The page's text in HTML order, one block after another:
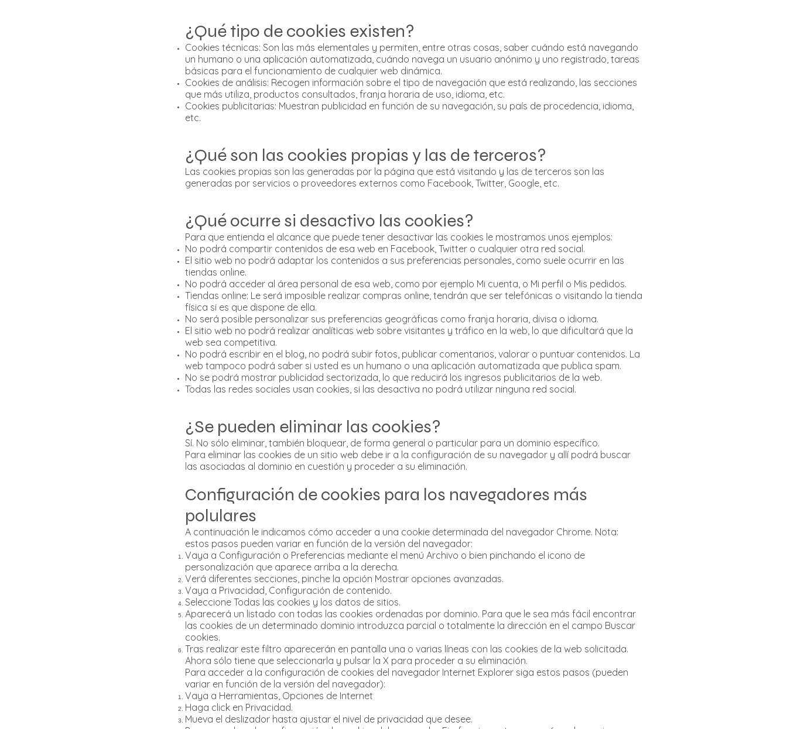
¿Qué tipo de cookies existen?
Cookies técnicas: Son las más elementales y permiten, entre otras cosas, saber cuándo está navegando
un humano o una aplicación automatizada, cuándo navega un usuario anónimo y uno registrado, tareas
básicas para el funcionamiento de cualquier web dinámica.
Cookies de análisis: Recogen información sobre el tipo de navegación que está realizando, las secciones
que más utiliza, productos consultados, franja horaria de uso, idioma, etc.
Cookies publicitarias: Muestran publicidad en función de su navegación, su país de procedencia, idioma,
etc.
¿Qué son las cookies propias y las de terceros?
Las cookies propias son las generadas por la página que está visitando y las de terceros son las
generadas por servicios o proveedores externos como Facebook, Twitter, Google, etc.
¿Qué ocurre si desactivo las cookies?
Para que entienda el alcance que puede tener desactivar las cookies le mostramos unos ejemplos:
No podrá compartir contenidos de esa web en Facebook, Twitter o cualquier otra red social.
El sitio web no podrá adaptar los contenidos a sus preferencias personales, como suele ocurrir en las
tiendas online.
No podrá acceder al área personal de esa web, como por ejemplo Mi cuenta, o Mi perfil o Mis pedidos.
Tiendas online: Le será imposible realizar compras online, tendrán que ser telefónicas o visitando la tienda
física si es que dispone de ella.
No será posible personalizar sus preferencias geográficas como franja horaria, divisa o idioma.
El sitio web no podrá realizar analíticas web sobre visitantes y tráfico en la web, lo que dificultará que la
web sea competitiva.
No podrá escribir en el blog, no podrá subir fotos, publicar comentarios, valorar o puntuar contenidos. La
web tampoco podrá saber si usted es un humano o una aplicación automatizada que publica spam.
No se podrá mostrar publicidad sectorizada, lo que reducirá los ingresos publicitarios de la web.
Todas las redes sociales usan cookies, si las desactiva no podrá utilizar ninguna red social.
¿Se pueden eliminar las cookies?
Sí. No sólo eliminar, también bloquear, de forma general o particular para un dominio específico.
Para eliminar las cookies de un sitio web debe ir a la configuración de su navegador y allí podrá buscar
las asociadas al dominio en cuestión y proceder a su eliminación.
Configuración de cookies para los navegadores más
polulares
A continuación le indicamos cómo acceder a una cookie determinada del navegador Chrome. Nota:
estos pasos pueden variar en función de la versión del navegador:
Vaya a Configuración o Preferencias mediante el menú Archivo o bien pinchando el icono de
personalización que aparece arriba a la derecha.
Verá diferentes secciones, pinche la opción Mostrar opciones avanzadas.
Vaya a Privacidad, Configuración de contenido.
Seleccione Todas las cookies y los datos de sitios.
Aparecerá un listado con todas las cookies ordenadas por dominio. Para que le sea más fácil encontrar
las cookies de un determinado dominio introduzca parcial o totalmente la dirección en el campo Buscar
cookies.
Tras realizar este filtro aparecerán en pantalla una o varias líneas con las cookies de la web solicitada.
Ahora sólo tiene que seleccionarla y pulsar la X para proceder a su eliminación.
Para acceder a la configuración de cookies del navegador Internet Explorer siga estos pasos (pueden
variar en función de la versión del navegador):
Vaya a Herramientas, Opciones de Internet
Haga click en Privacidad.
Mueva el deslizador hasta ajustar el nivel de privacidad que desee.